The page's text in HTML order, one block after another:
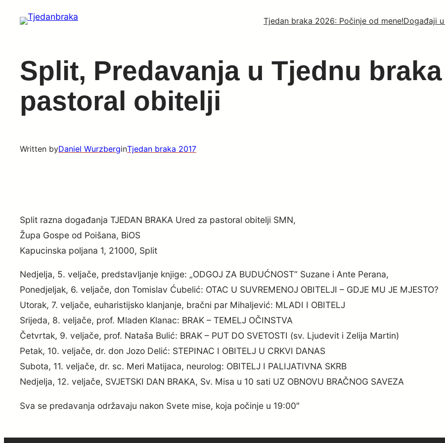
Tjedan braka 2026: Počinje od mene!Događaji
Split, Predavanja u Tjednu
pastoral obitelji
Written byDaniel WurzberginTjedan braka 2017
Split razna događanja TJEDAN BRAKA Ured za pastoral obitelji SMN,
Župa Gospe od Poišana, BiOS
Kapucinska poljana 1, 21000, Split
Nedjelja, 5. veljače, predstavljanje knjige: „ODGOJ ZA BUDUĆNOST“ Suzane i Ante Perana,
Ponedjeljak, 6. veljače, don Tomislav Ćubelić: OTAC U SUVREMENOJ OBITELJI – GDJE MU JE MJESTO?
Utorak, 7. veljače, euharistijsko klanjanje, bračni par Mihaljević: MLADI I OBITELJ
Srijeda, 8. veljače, prof. Mladen Klanac: BRAK – TEMELJ OČINSTVA
Četvrtak, 9. veljače, prof. Nataša Bulić: BRAK – PUT DO SVETOSTI (sv. Ljudevit i Zelija Martin)
Petak, 10. veljače, dr. don Jozo Delić: STEPINAC I OBITELJ U CRKVI DANAS
Subota, 11. veljače, dr. sc. Meri Matijaca, neurolog: OBITELJ I PALIJATIVNA SKRB
Nedjelja, 12. veljače, SVJETSKI DAN BRAKA, Sv. Misa u 10 sati UZ OBNOVU BRAČNOG SAVEZA
Sva se predavanja održavaju nakon Svete mise, koja počinje u 19:00″